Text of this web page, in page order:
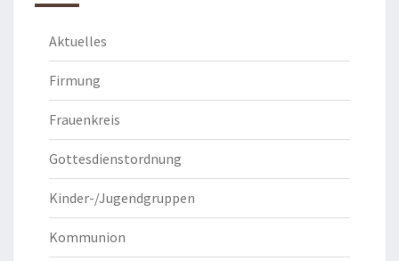
Aktuelles
Firmung
Frauenkreis
Gottesdienstordnung
Kinder-/Jugendgruppen
Kommunion